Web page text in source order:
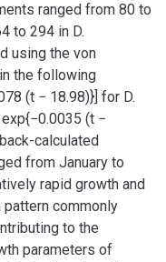
ranged from 80 to
to 294 in D.
using the von
the following
(t − 18.98)}] for D.
(t −
calculated
from January to
rapid growth and
commonly
to the
parameters of